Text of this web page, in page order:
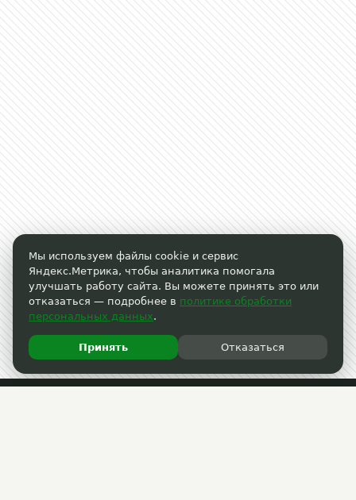
Мы используем файлы cookie и сервис
Яндекс.Метрика, чтобы аналитика помогала
улучшать работу сайта. Вы можете принять это или
отказаться — подробнее в политике обработки
персональных данных.
Принять Отказаться